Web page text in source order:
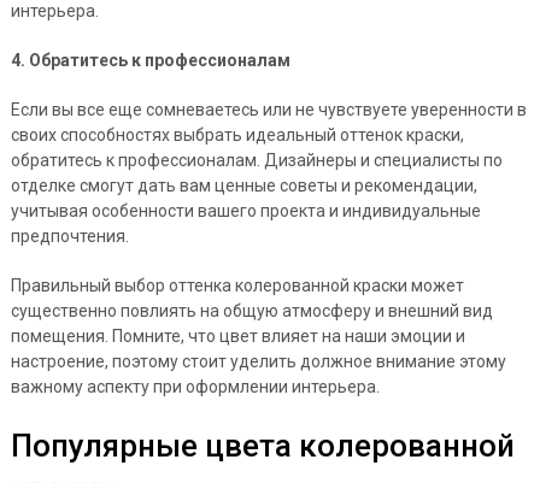
интерьера.
4. Обратитесь к профессионалам
Если вы все еще сомневаетесь или не чувствуете уверенности в
своих способностях выбрать идеальный оттенок краски,
обратитесь к профессионалам. Дизайнеры и специалисты по
отделке смогут дать вам ценные советы и рекомендации,
учитывая особенности вашего проекта и индивидуальные
предпочтения.
Правильный выбор оттенка колерованной краски может
существенно повлиять на общую атмосферу и внешний вид
помещения. Помните, что цвет влияет на наши эмоции и
настроение, поэтому стоит уделить должное внимание этому
важному аспекту при оформлении интерьера.
Популярные цвета колерованной